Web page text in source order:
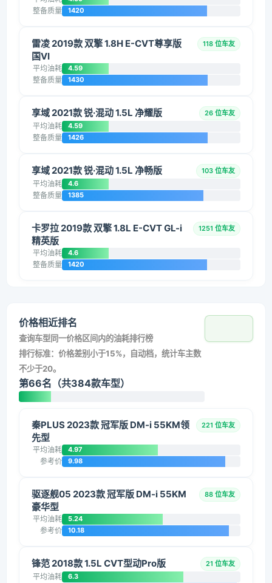
整备质量 1420
雷凌 2019款 双擎 1.8H E-CVT尊享版
国VI
118 位车友
平均油耗 4.59
整备质量 1430
享域 2021款 锐·混动 1.5L 净耀版 26 位车友
平均油耗 4.59
整备质量 1426
享域 2021款 锐·混动 1.5L 净畅版 103 位车友
平均油耗 4.6
整备质量 1385
卡罗拉 2019款 双擎 1.8L E-CVT GL-i
精英版
1251 位车友
平均油耗 4.6
整备质量 1420
价格相近排名
查询车型同一价格区间内的油耗排行榜
排行标准：价格差别小于15%，自动档，统计车主数
不少于20。
第66名（共384款车型）
秦PLUS 2023款 冠军版 DM-i 55KM领
先型
221 位车友
平均油耗 4.97
参考价 9.98
驱逐舰05 2023款 冠军版 DM-i 55KM
豪华型
88 位车友
平均油耗 5.24
参考价 10.18
锋范 2018款 1.5L CVT型动Pro版 21 位车友
平均油耗 6.3